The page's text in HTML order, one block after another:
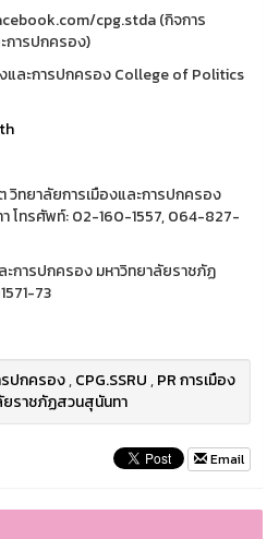
cpg.stda (กิจการ
การปกครอง)
และการปกครอง College of Politics
ทยาลัยการเมืองและการปกครอง
โทรศัพท์: 02-160-1557, 064-827-
ะการปกครอง มหาวิทยาลัยราชภัฏ
73
รปกครอง,CPG.SSRU,PR การเมือง
ยราชภัฏสวนสุนันทา
Email